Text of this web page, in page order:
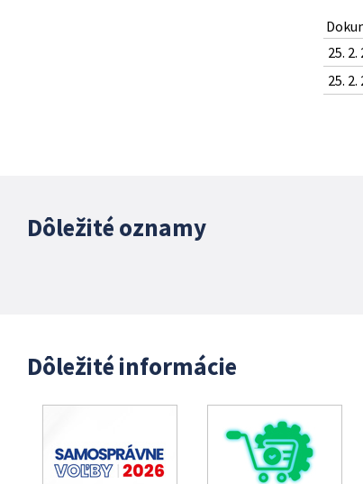
25. 2.
25. 2.
Dôležité oznamy
Dôležité informácie